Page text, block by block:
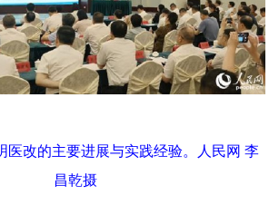
医改的主要进展与实践经验。人民网 李
昌乾摄